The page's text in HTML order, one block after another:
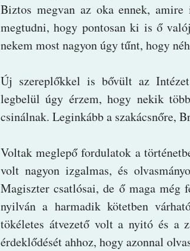
Biztos megvan az oka ennek,
megtudni, hogy pontosan ki is ő
nekem most nagyon úgy tűnt, hogy
Új szereplőkkel is bővült az
legbelül úgy érzem, hogy nekik
csinálnak. Leginkább a szakácsnőre,
Voltak meglepő fordulatok a
volt nagyon izgalmas, és
Magiszter csatlósai, de ő maga még
nyilván a harmadik kötetben
tökéletes átvezető volt a nyitó és a
érdeklődését ahhoz, hogy azonnal